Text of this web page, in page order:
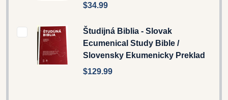
$34.99
Študijná Biblia - Slovak
Ecumenical Study Bible /
Slovensky Ekumenicky Preklad
$129.99